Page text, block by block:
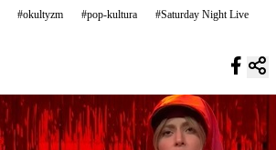
#okultyzm #pop-kultura
#Saturday Night Live